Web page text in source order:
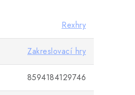
Rexhry
Zakreslovací hry
8594184129746